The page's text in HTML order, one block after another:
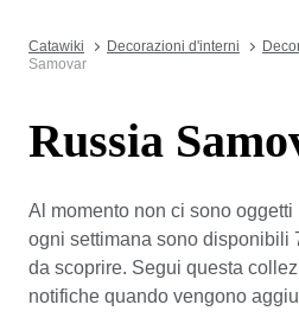
Catawiki Decorazioni d'interni
Samovar
Russia
Al momento non ci sono
ogni settimana sono disponibili
da scoprire. Segui questa
notifiche quando vengono